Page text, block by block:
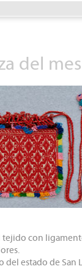
del mes
tejido con
del estado de San